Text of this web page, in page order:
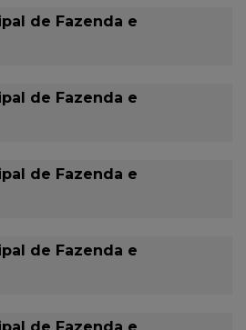
de Fazenda e
de Fazenda e
de Fazenda e
de Fazenda e